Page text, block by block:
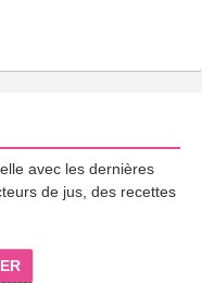
avec les dernières
de jus, des recettes